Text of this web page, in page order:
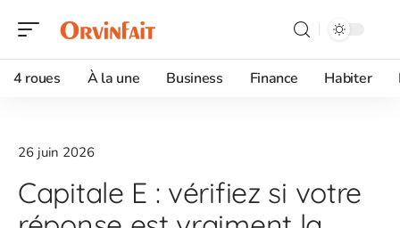
4 roues À la une Business Finance Habiter
26 juin 2026
Capitale E : vérifiez si votre